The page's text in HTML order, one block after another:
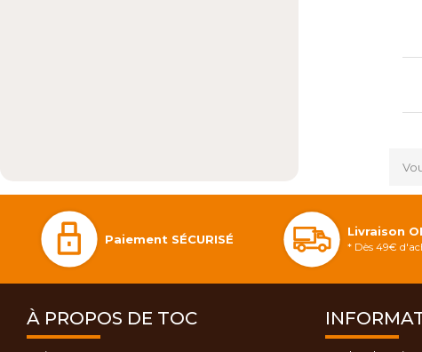
Paiement SÉCURISÉ
Livraison
* Dès 49€
À PROPOS DE TOC